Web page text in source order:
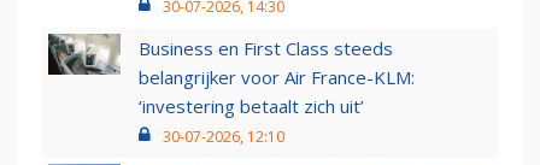
30-07-2026, 14:30
Business en First Class steeds
belangrijker voor Air France-KLM:
‘investering betaalt zich uit’
30-07-2026, 12:10